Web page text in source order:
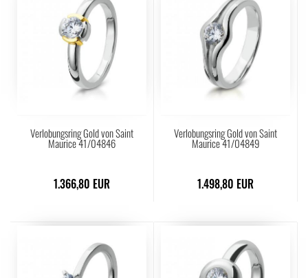
Verlobungsring Gold von Saint
Maurice 41/04846
1.366,80 EUR
Verlobungsring Gold von Saint
Maurice 41/04849
1.498,80 EUR